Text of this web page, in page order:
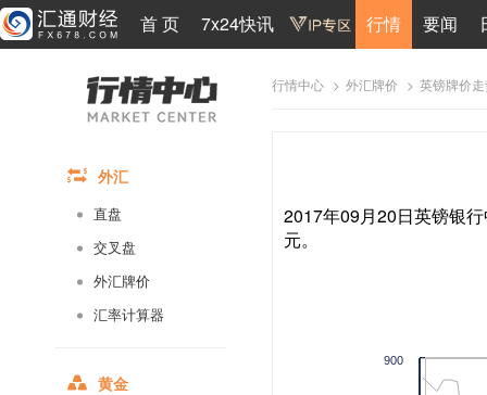
首 页 7x24快讯 行情 要闻
外汇
直盘
交叉盘
外汇牌价
汇率计算器
黄金
行情中心 > 外汇牌价 > 英镑牌价
2017年09月20日英镑银
元。
900